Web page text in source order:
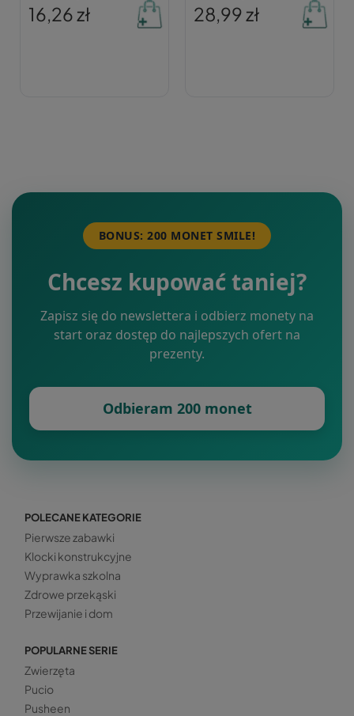
16,26 zł 28,99 zł
BONUS: 200 MONET SMILE!
Chcesz kupować taniej?
Zapisz się do newslettera i odbierz monety na
start oraz dostęp do najlepszych ofert na
prezenty.
Odbieram 200 monet
POLECANE KATEGORIE
Pierwsze zabawki
Klocki konstrukcyjne
Wyprawka szkolna
Zdrowe przekąski
Przewijanie i dom
POPULARNE SERIE
Zwierzęta
Pucio
Pusheen